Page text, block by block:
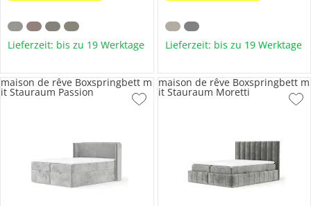
Lieferzeit: bis zu 19 Werktage Lieferzeit: bis zu 19 Werktage
maison de rêve Boxspringbett m
it Stauraum Passion
maison de rêve Boxspringbett m
it Stauraum Moretti